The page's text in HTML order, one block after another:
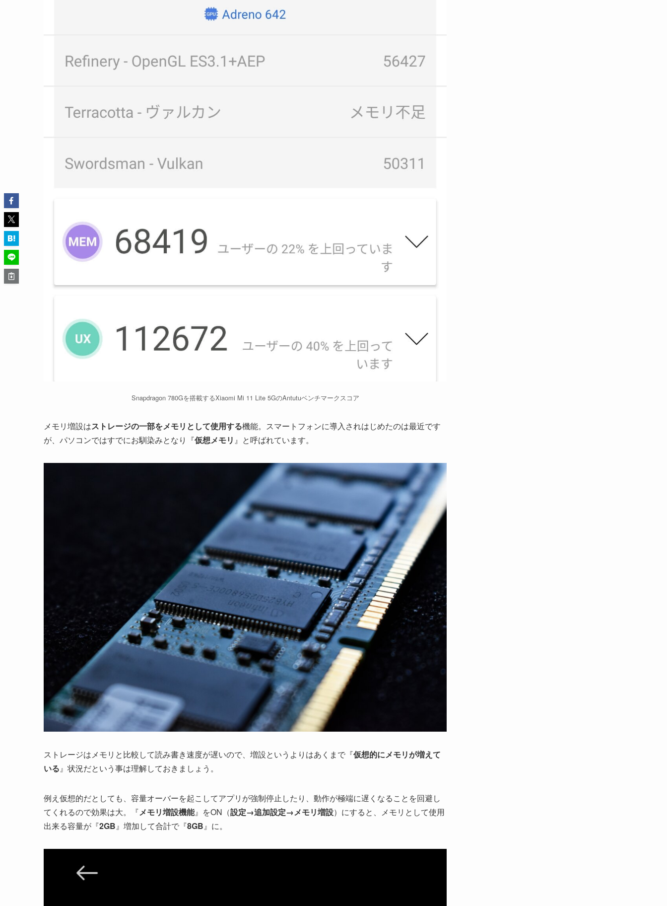
Snapdragon 780Gを搭載するXiaomi Mi 11 Lite 5GのAntutuベンチマークスコア
メモリ増設はストレージの一部をメモリとして使用する機能。スマートフォンに導入されはじめたのは最近です
が、パソコンではすでにお馴染みとなり『仮想メモリ 』と呼ばれています。
ストレージはメモリと比較して読み書き速度が遅いので、増設というよりはあくまで『仮想的にメモリが増えて
いる』状況だという事は理解しておきましょう。
例え仮想的だとしても、容量オーバーを起こしてアプリが強制停止したり、動作が極端に遅くなることを回避し
てくれるので効果は大。『メモリ増設機能』をON（設定→追加設定→メモリ増設）にすると、メモリとして使用
出来る容量が『2GB』増加して合計で『8GB』に。